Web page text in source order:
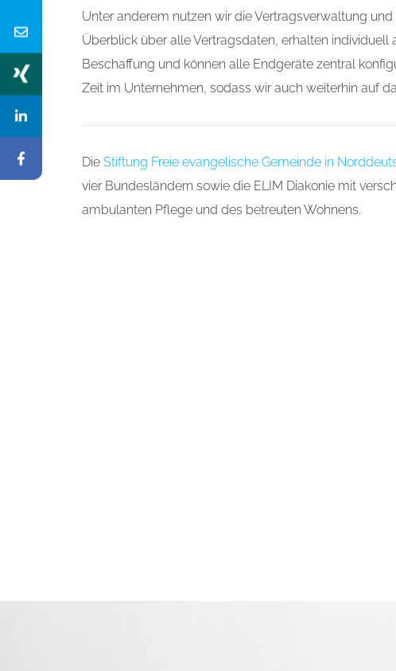
Unter anderem nutzen wir die Vertragsverwaltung
Überblick über alle Vertragsdaten, erhalten
Beschaffung und können alle Endgeräte zentral
Zeit im Unternehmen, sodass wir auch weiterhin auf
Die Stiftung Freie evangelische Gemeinde in
vier Bundesländern sowie die ELIM Diakonie mit
ambulanten Pflege und des betreuten Wohnens.
Zeitersparnis für...